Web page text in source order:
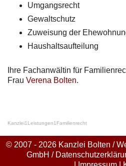
Umgangsrecht
Gewaltschutz
Zuweisung der
Haushaltsaufteilung
Ihre Fachanwältin für
Frau Verena Bolten.
Kanzlei1 Leistungen1 Familienrecht
© 2007 - 2026 Kanzlei Bolten /
GmbH /